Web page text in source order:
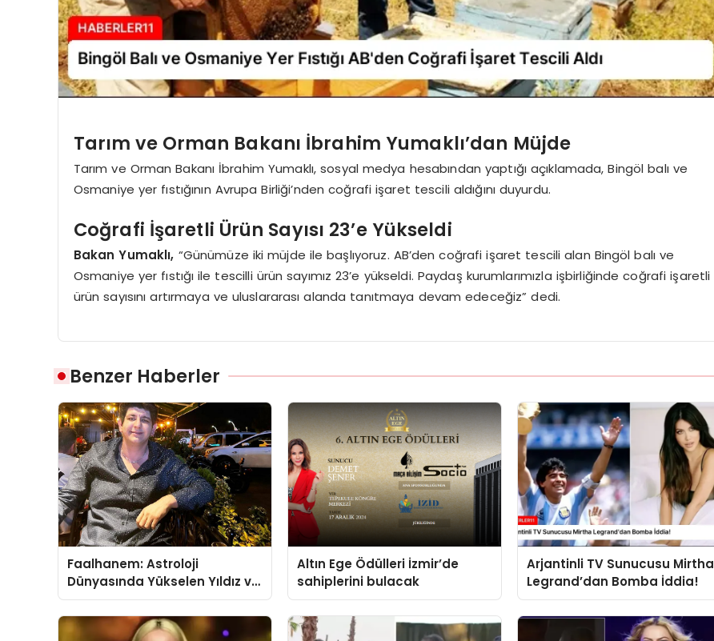
Tarım ve Orman Bakanı İbrahim Yumaklı’dan Müjde
Tarım ve Orman Bakanı İbrahim Yumaklı, sosyal medya hesabından yaptığı açıklamada, Bingöl balı ve
Osmaniye yer fıstığının Avrupa Birliği’nden coğrafi işaret tescili aldığını duyurdu.
Coğrafi İşaretli Ürün Sayısı 23’e Yükseldi
Bakan Yumaklı, “Günümüze iki müjde ile başlıyoruz. AB’den coğrafi işaret tescili alan Bingöl balı ve
Osmaniye yer fıstığı ile tescilli ürün sayımız 23’e yükseldi. Paydaş kurumlarımızla işbirliğinde coğrafi işaretli
ürün sayısını artırmaya ve uluslararası alanda tanıtmaya devam edeceğiz” dedi.
Benzer Haberler
Faalhanem: Astroloji
Dünyasında Yükselen Yıldız ve
Gizemli İlişkiler
Altın Ege Ödülleri İzmir’de
sahiplerini bulacak
Arjantinli TV Sunucusu Mirtha
Legrand’dan Bomba İddia!